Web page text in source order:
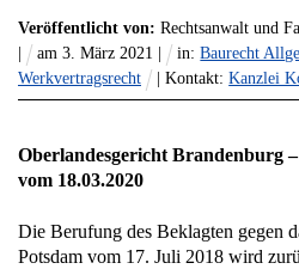
Veröffentlicht von: Rechtsanwalt und
am3.März 2021 in:Baurecht
Werkvertragsrecht
| Kontakt:Kanzlei
Oberlandesgericht Brandenburg
vom 18.03.2020
Die Berufung des Beklagten gegen
Potsdam vom 17. Juli 2018 wird